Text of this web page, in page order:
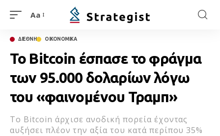
Aa
ΔΙΕΘΝΗ ΟΙΚΟΝΟΜΙΚΑ
Το Bitcoin έσπασε το φράγμα
των 95.000 δολαρίων λόγω
του «φαινομένου Τραμπ»
To Bitcoin άρχισε ανοδική πορεία έχοντας
αυξήσει πλέον την αξία του κατά περίπου 35%